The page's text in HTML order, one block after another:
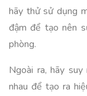
hãy thử sử dụng
đậm để tạo nên
phòng.
Ngoài ra, hãy
nhau để tạo ra